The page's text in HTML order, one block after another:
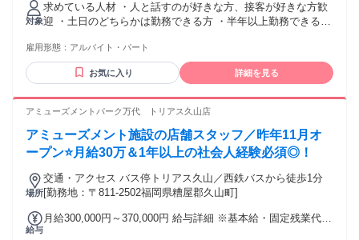
対象
求めている人材 ・人と話すのが好きな方、接客が好きな方歓
迎 ・土日のどちらかは勤務できる方 ・半年以上勤務できる方
方 未経験大歓迎！ 知識や経験は不要です。 アルバイトデビ
ューや、お仕事にブランクのある方もＯＫ！ のんびり時間が
過ぎるのを待つよりも忙しく動きながらあっという間に時間
取り組める方大歓迎♪ 家事や子育て、学校との両立応援！扶養
しめます！ 髪色やネイルも自由♪ ＊社員登用があるので「ゆ
くゆくは社員を目指したい」という方にも！
雇用形態： アルバイト・パート
お気に入り 詳細を見る
アミューズメントパーク万代 トリアス久山店
アミューズメント施設の店舗スタッフ／昨年11月オ
ープン⭐月給30万＆1年以上の社会人経験必須◎！
場所
交通・アクセス バス停トリアス久山／西鉄バスから徒歩1分
[勤務地：〒811-2502福岡県糟屋郡久山町]
給与
月給300,000円～370,000円 給与詳細 ※基本給・固定残業代の